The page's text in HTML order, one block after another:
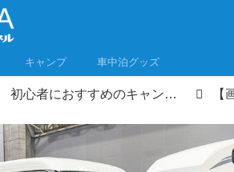
キャンプ 車中泊グッズ
初心者におすすめのキャンピングカー！運転＆普段使いが安心なキャンピングカーをイベントで探してみた！